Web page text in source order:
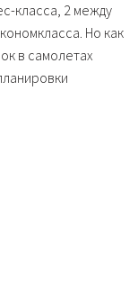
класса, 2 между
Но как
в самолетах